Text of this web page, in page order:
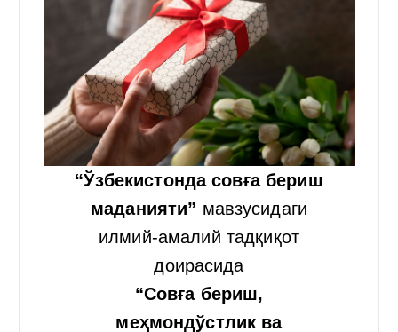
“Ўзбекистонда совға бериш
маданияти” мавзусидаги
илмий-амалий тадқиқот
доирасида
“Совға бериш,
меҳмондўстлик ва